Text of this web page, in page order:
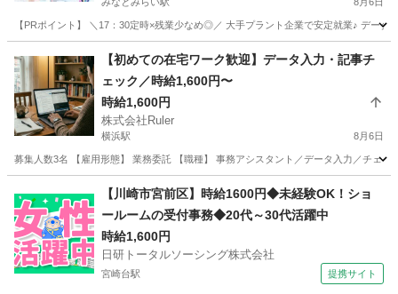
【PRポイント】 ＼17：30定時×残業少なめ◎／ 大手プラント企業で安定就業♪ デー
みなとみらい駅 一般事務
ヒューマントラスト
【初めての在宅ワーク歓迎】データ入力・記事チ
ェック／時給1,600円〜
時給1,600円
株式会社Ruler
横浜駅 8月6日
募集人数3名 【雇用形態】 業務委託 【職種】 事務アシスタント／データ入力／チェ
横浜駅 事務 時給
【川崎市宮前区】時給1600円◆未経験OK！ショ
ールームの受付事務◆20代～30代活躍中
時給1,600円
日研トータルソーシング株式会社
宮崎台駅 提携サイト